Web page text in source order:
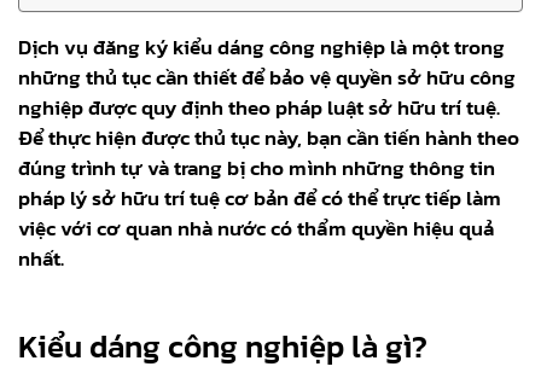
Dịch vụ đăng ký kiểu dáng công nghiệp là một trong
những thủ tục cần thiết để bảo vệ quyền sở hữu công
nghiệp được quy định theo pháp luật sở hữu trí tuệ.
Để thực hiện được thủ tục này, bạn cần tiến hành theo
đúng trình tự và trang bị cho mình những thông tin
pháp lý sở hữu trí tuệ cơ bản để có thể trực tiếp làm
việc với cơ quan nhà nước có thẩm quyền hiệu quả
nhất.
Kiểu dáng công nghiệp là gì?